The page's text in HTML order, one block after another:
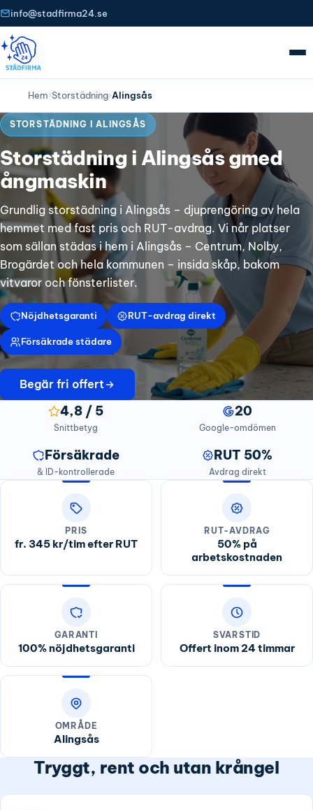
info@stadfirma24.se
Hem›Storstädning›Alingsås
STORSTÄDNING I ALINGSÅS
Storstädning i Alingsås gmed
ångmaskin
Grundlig storstädning i Alingsås – djuprengöring av hela
hemmet med fast pris och RUT-avdrag. Vi når platser
som sällan städas i hem i Alingsås – Centrum, Nolby,
Brogärdet och hela kommunen – insida skåp, bakom
vitvaror och fönsterlister.
Nöjdhetsgaranti RUT-avdrag direkt
Försäkrade städare
Begär fri offert
4,8 / 5
Snittbetyg
20
Google-omdömen
Försäkrade
& ID-kontrollerade
RUT 50%
Avdrag direkt
PRIS
fr. 345 kr/tim efter RUT
RUT-AVDRAG
50% på
arbetskostnaden
GARANTI
100% nöjdhetsgaranti
SVARSTID
Offert inom 24 timmar
OMRÅDE
Alingsås
Tryggt, rent och utan krångel